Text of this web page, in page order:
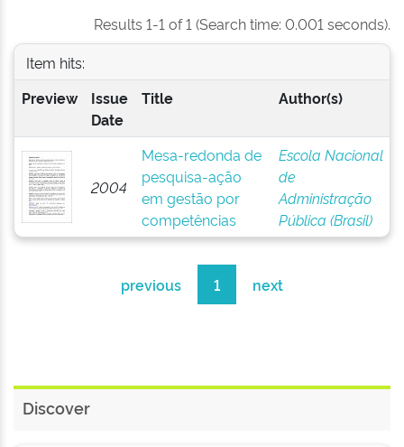
Results 1-1 of 1 (Search time: 0.001 seconds).
Item hits:
Preview
Issue
Date
Title Author(s)
2004
Mesa-redonda de
pesquisa-ação
em gestão por
competências
Escola Nacional
de
Administração
Pública (Brasil)
previous 1 next
Discover